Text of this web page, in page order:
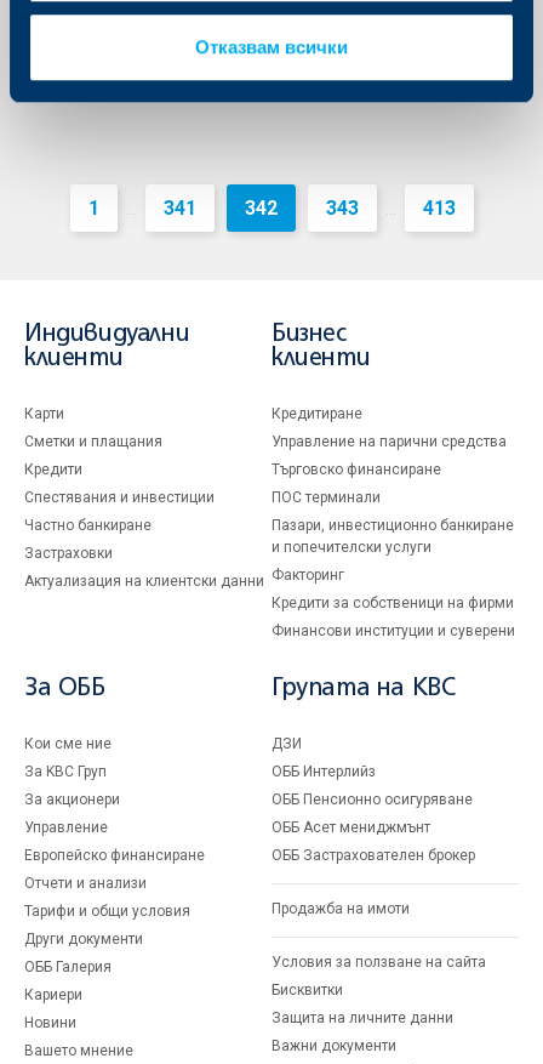
Отказвам всички
Още
1 ... 341 342 343 ... 413
Индивидуални
клиенти
Карти
Сметки и плащания
Кредити
Спестявания и инвестиции
Частно банкиране
Застраховки
Актуализация на клиентски данни
Бизнес
клиенти
Кредитиране
Управление на парични средства
Търговско финансиране
ПОС терминали
Пазари, инвестиционно банкиране
и попечителски услуги
Факторинг
Кредити за собственици на фирми
Финансови институции и суверени
За ОББ
Кои сме ние
За KBC Груп
За акционери
Управление
Европейско финансиране
Отчети и анализи
Тарифи и общи условия
Други документи
ОББ Галерия
Кариери
Новини
Вашето мнение
Групата на KBC
ДЗИ
ОББ Интерлийз
ОББ Пенсионно осигуряване
ОББ Асет мениджмънт
ОББ Застрахователен брокер
Продажба на имоти
Условия за ползване на сайта
Бисквитки
Защита на личните данни
Важни документи